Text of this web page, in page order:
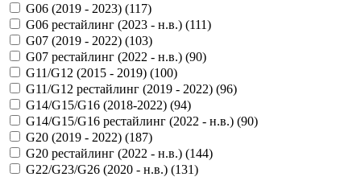
G06 (2019 - 2023) (117)
G06 рестайлинг (2023 - н.в.) (111)
G07 (2019 - 2022) (103)
G07 рестайлинг (2022 - н.в.) (90)
G11/G12 (2015 - 2019) (100)
G11/G12 рестайлинг (2019 - 2022) (96)
G14/G15/G16 (2018-2022) (94)
G14/G15/G16 рестайлинг (2022 - н.в.) (90)
G20 (2019 - 2022) (187)
G20 рестайлинг (2022 - н.в.) (144)
G22/G23/G26 (2020 - н.в.) (131)